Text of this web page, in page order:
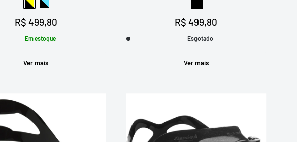
Preto-Amarelo
Preto-Azul
Preço
R$ 499,80
Em estoque
Ver mais
Preço
R$ 499,80
Esgotado
Ver mais